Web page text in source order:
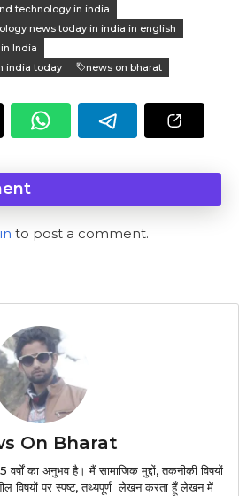
technology in india
news today in india in english
India
india today
news on bharat
to post a comment.
On Bharat
का अनुभव है। मैं सामाजिक मुद्दों, तकनीकी विषयों
विषयों पर स्पष्ट, तथ्यपूर्ण लेखन करता हूँ लेखन में